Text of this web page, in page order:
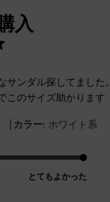
入
サンダル探してました。
このサイズ助かります
| カラー: ホワイト系
とてもよかった